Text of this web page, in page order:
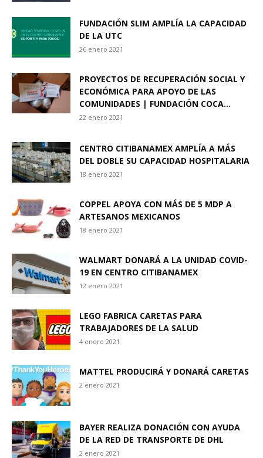
FUNDACIÓN SLIM AMPLÍA LA CAPACIDAD
DE LA UTC
26 enero 2021
PROYECTOS DE RECUPERACIÓN SOCIAL Y
ECONÓMICA PARA APOYO DE LAS
COMUNIDADES | FUNDACIÓN COCA...
22 enero 2021
CENTRO CITIBANAMEX AMPLÍA A MÁS
DEL DOBLE SU CAPACIDAD HOSPITALARIA
18 enero 2021
COPPEL APOYA CON MÁS DE 5 MDP A
ARTESANOS MEXICANOS
18 enero 2021
WALMART DONARÁ A LA UNIDAD COVID-
19 EN CENTRO CITIBANAMEX
12 enero 2021
LEGO FABRICA CARETAS PARA
TRABAJADORES DE LA SALUD
4 enero 2021
MATTEL PRODUCIRÁ Y DONARÁ CARETAS
2 enero 2021
BAYER REALIZA DONACIÓN CON AYUDA
DE LA RED DE TRANSPORTE DE DHL
2 enero 2021